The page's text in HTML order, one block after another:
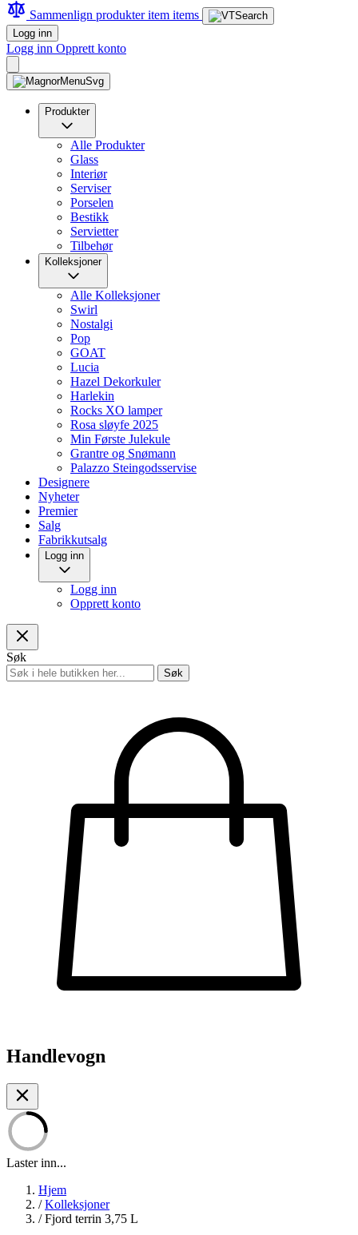
Sammenlign produkteritem items
Logg inn
Logg inn Opprett konto
Produkter
Alle Produkter
Glass
Interiør
Serviser
Porselen
Bestikk
Servietter
Tilbehør
Kolleksjoner
Alle Kolleksjoner
Swirl
Nostalgi
Pop
GOAT
Lucia
Hazel Dekorkuler
Harlekin
Rocks XO lamper
Rosa sløyfe 2025
Min Første Julekule
Grantre og Snømann
Palazzo Steingodsservise
Designere
Nyheter
Premier
Salg
Fabrikkutsalg
Logg inn
Logg inn
Opprett konto
Søk
Søk
Handlevogn
Laster inn...
Hjem
/ Kolleksjoner
/ Fjord terrin 3,75 L